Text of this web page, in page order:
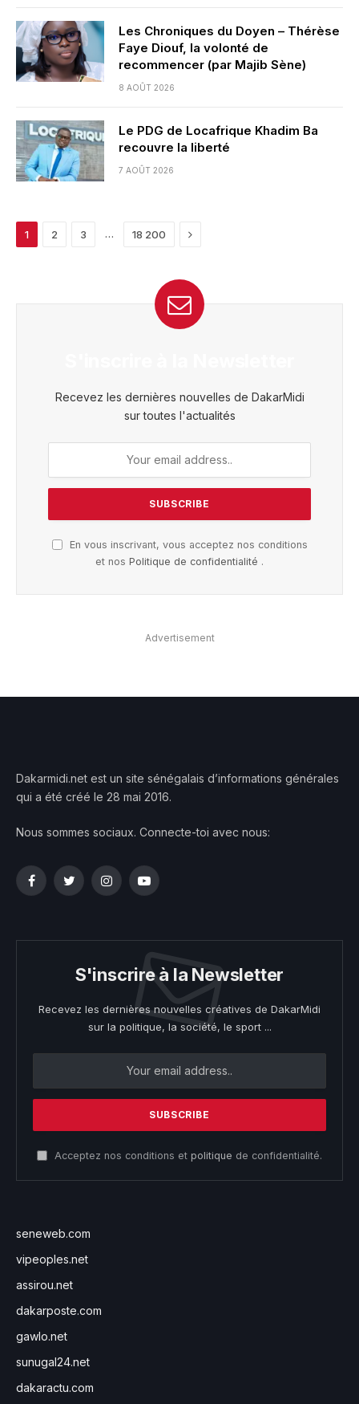
Les Chroniques du Doyen – Thérèse
Faye Diouf, la volonté de
recommencer (par Majib Sène)
8 AOÛT 2026
Le PDG de Locafrique Khadim Ba
recouvre la liberté
7 AOÛT 2026
1 2 3 … 18 200 Next
Recevez les dernières nouvelles de DakarMidi
sur toutes l'actualités
En vous inscrivant, vous acceptez nos conditions
et nos Politique de confidentialité .
Advertisement
Dakarmidi.net est un site sénégalais d’informations générales
qui a été créé le 28 mai 2016.
Nous sommes sociaux. Connecte-toi avec nous:
FacebookTwitterInstagramYouTube
S'inscrire à la Newsletter
Recevez les dernières nouvelles créatives de DakarMidi
sur la politique, la société, le sport ...
Acceptez nos conditions et politique de confidentialité.
seneweb.com
vipeoples.net
assirou.net
dakarposte.com
gawlo.net
sunugal24.net
dakaractu.com